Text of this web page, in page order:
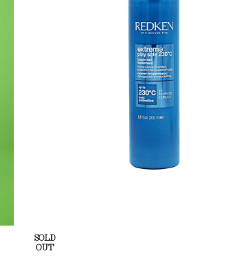
SOLD
OUT